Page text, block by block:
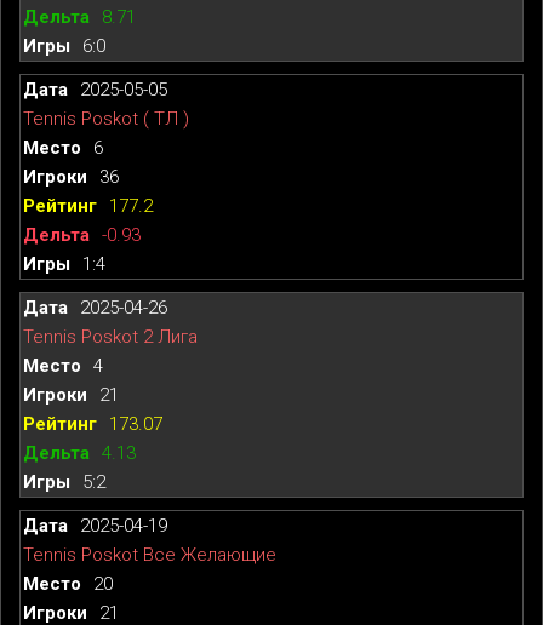
8.71
6:0
2025-05-05
Tennis Poskot ( ТЛ )
6
36
177.2
-0.93
1:4
2025-04-26
Tennis Poskot 2 Лига
4
21
173.07
4.13
5:2
2025-04-19
Tennis Poskot Все Желающие
20
21